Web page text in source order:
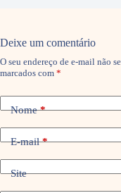
Deixe um comentário
O seu endereço de e-mail não
marcados com *
Nome*
E-mail*
Site